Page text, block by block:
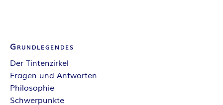
Grundlegendes
Der Tintenzirkel
Fragen und Antworten
Philosophie
Schwerpunkte